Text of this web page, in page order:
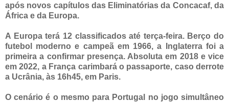
após novos capítulos das Eliminatórias da Concacaf, da
África e da Europa.
A Europa terá 12 classificados até terça-feira. Berço do
futebol moderno e campeã em 1966, a Inglaterra foi a
primeira a confirmar presença. Absoluta em 2018 e vice
em 2022, a França carimbará o passaporte, caso derrote
a Ucrânia, às 16h45, em Paris.
O cenário é o mesmo para Portugal no jogo simultâneo